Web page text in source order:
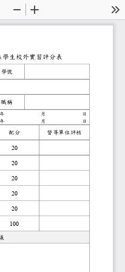
Zoom
Out
In
應用學系學生校外實習
學號
職稱
年 月
日
年 月 日
配分 督導單位評核
？
20
取、
20
20
、
20
、實
20
100
議